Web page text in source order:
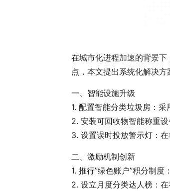
在城市化进程加速的背景
点，本文提出系统化解决方
一、智能设施升级
1. 配置智能分类垃圾房：
2. 安装可回收物智能称重
3. 设置误时投放警示灯：
二、激励机制创新
1. 推行”绿色账户”积分制
2. 设立月度分类达人榜：